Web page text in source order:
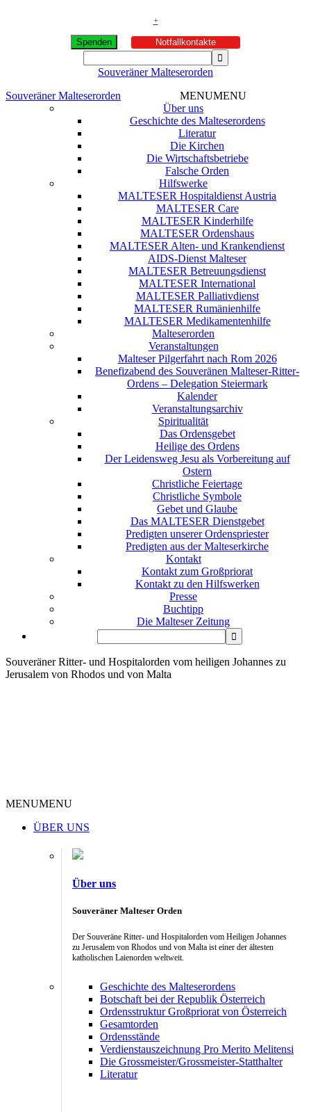
+
Spenden Notfallkontakte
Souveräner Malteserorden
Souveräner Malteserorden
MENUMENU
Über uns
Geschichte des Malteserordens
Literatur
Die Kirchen
Die Wirtschaftsbetriebe
Falsche Orden
Hilfswerke
MALTESER Hospitaldienst Austria
MALTESER Care
MALTESER Kinderhilfe
MALTESER Ordenshaus
MALTESER Alten- und Krankendienst
AIDS-Dienst Malteser
MALTESER Betreuungsdienst
MALTESER International
MALTESER Palliativdienst
MALTESER Rumänienhilfe
MALTESER Medikamentenhilfe
Malteserorden
Veranstaltungen
Malteser Pilgerfahrt nach Rom 2026
Benefizabend des Souveränen Malteser-Ritter-
Ordens – Delegation Steiermark
Kalender
Veranstaltungsarchiv
Spiritualität
Das Ordensgebet
Heilige des Ordens
Der Leidensweg Jesu als Vorbereitung auf
Ostern
Christliche Feiertage
Christliche Symbole
Gebet und Glaube
Das MALTESER Dienstgebet
Predigten unserer Ordenspriester
Predigten aus der Malteserkirche
Kontakt
Kontakt zum Großpriorat
Kontakt zu den Hilfswerken
Presse
Buchtipp
Die Malteser Zeitung
Souveräner Ritter- und Hospitalorden vom heiligen Johannes zu
Jerusalem von Rhodos und von Malta
MENUMENU
ÜBER UNS
Über uns
Souveräner Malteser Orden
Der Souveräne Ritter- und Hospitalorden vom Heiligen Johannes
zu Jerusalem von Rhodos und von Malta ist einer der ältesten
katholischen Laienorden weltweit.
Geschichte des Malteserordens
Botschaft bei der Republik Österreich
Ordensstruktur Großpriorat von Österreich
Gesamtorden
Ordensstände
Verdienstauszeichnung Pro Merito Melitensi
Die Grossmeister/Grossmeister-Statthalter
Literatur